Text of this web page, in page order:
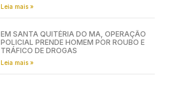
Leia mais »
EM SANTA QUITÉRIA DO MA, OPERAÇÃO
POLICIAL PRENDE HOMEM POR ROUBO E
TRÁFICO DE DROGAS
Leia mais »